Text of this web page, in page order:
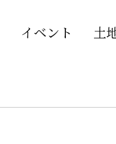
イベント 土